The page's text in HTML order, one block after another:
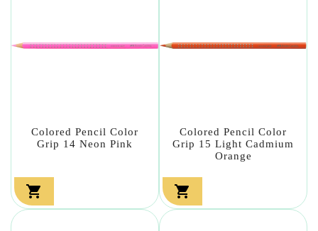
Colored Pencil Color
Grip 14 Neon Pink

Colored Pencil Color
Grip 15 Light Cadmium
Orange
